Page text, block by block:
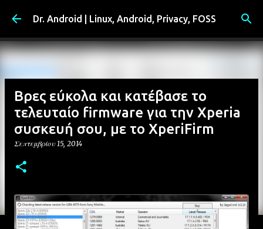
Μετάβαση στο κύριο περιεχόμενο
Dr. Android | Linux, Android, Privacy, FOSS
Βρες εύκολα και κατέβασε το
τελευταίο firmware για την Xperia
συσκευή σου, με το XperiFirm
Σεπτεμβρίου 15, 2014